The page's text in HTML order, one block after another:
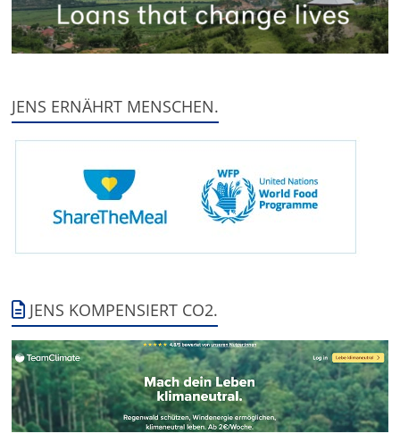
JENS ERNÄHRT MENSCHEN.
JENS KOMPENSIERT CO2.